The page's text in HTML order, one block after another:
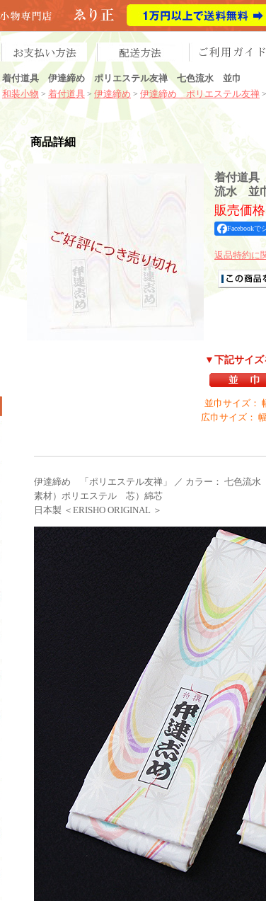
着付道具 伊達締め ポリエステル友禅 七色流水 並巾
和装小物 > 着付道具 > 伊達締め > 伊達締め ポリエステル友禅
商品詳細
着付道
流水 並
販売価格
Facebookで
返品特約に
▼下記サイズ
並巾サイズ：
広巾サイズ：
伊達締め 「ポリエステル友禅」 ／ カラー： 七色流水
素材）ポリエステル 芯）綿芯
日本製 ＜ERISHO ORIGINAL ＞